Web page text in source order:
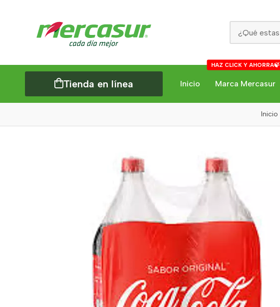
Tienda en línea Inicio Marca Mercasur
HAZ CLICK Y AHORRA🍃
Inicio